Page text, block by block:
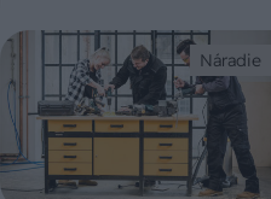
Náradie